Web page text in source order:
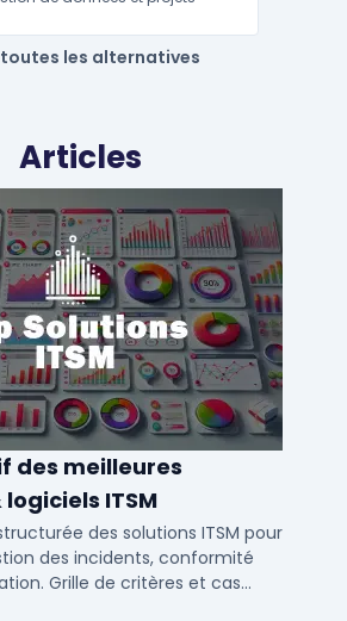
les alternatives
Articles
des meilleures
ITSM
des solutions ITSM pour
des incidents, conformité
Grille de critères et cas
d'entreprise.